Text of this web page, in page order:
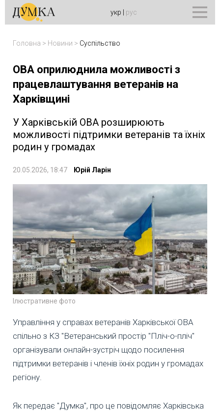
укр рус
Головна > Новини > Суспільство
ОВА оприлюднила можливості з
працевлаштування ветеранів на
Харківщині
У Харківській ОВА розширюють
можливості підтримки ветеранів та їхніх
родин у громадах
20.05.2026, 18:47 Юрій Ларін
Ілюстративне фото
Управління у справах ветеранів Харківської ОВА
спільно з КЗ "Ветеранський простір "Пліч-о-пліч"
організували онлайн-зустріч щодо посилення
підтримки ветеранів і членів їхніх родин у громадах
регіону.
Як передає "Думка", про це повідомляє Харківська